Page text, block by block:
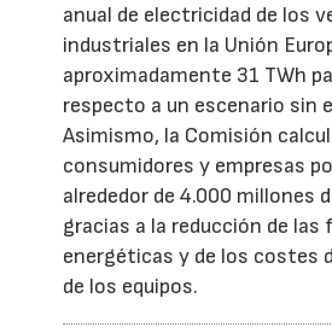
anual de electricidad de los
industriales en la Unión
aproximadamente 31 TWh
respecto a un escenario sin
Asimismo, la Comisión
consumidores y empresas
alrededor de 4.000 millones
gracias a la reducción de las
energéticas y de los costes
de los equipos.